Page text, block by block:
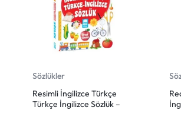
Sözlükler
Resimli İngilizce Türkçe
Türkçe İngilizce Sözlük –